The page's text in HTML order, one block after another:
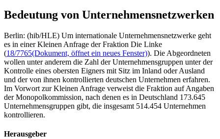
Bedeutung von Unternehmensnetzwerken
Berlin: (hib/HLE) Um internationale Unternehmensnetzwerke geht
es in einer Kleinen Anfrage der Fraktion Die Linke
(18/7765(Dokument, öffnet ein neues Fenster)). Die Abgeordneten
wollen unter anderem die Zahl der Unternehmensgruppen unter der
Kontrolle eines obersten Eigners mit Sitz im Inland oder Ausland
und der von ihnen kontrollierten deutschen Unternehmen erfahren.
Im Vorwort zur Kleinen Anfrage verweist die Fraktion auf Angaben
der Monopolkommission, nach denen es in Deutschland 173.645
Unternehmensgruppen gibt, die insgesamt 514.454 Unternehmen
kontrollieren.
Herausgeber